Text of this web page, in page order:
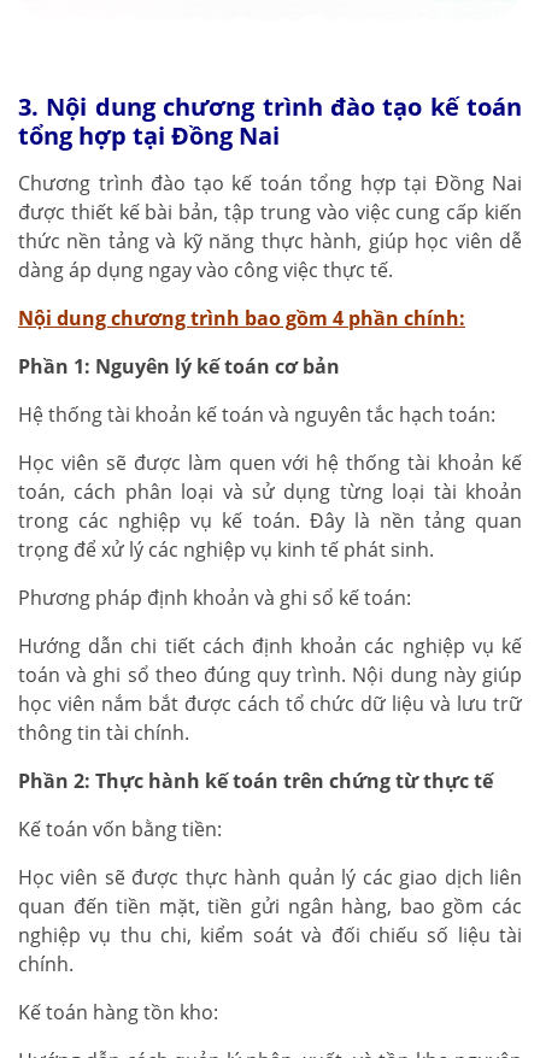
3. Nội dung chương trình đào tạo kế toán
tổng hợp tại Đồng Nai
Chương trình đào tạo kế toán tổng hợp tại Đồng Nai
được thiết kế bài bản, tập trung vào việc cung cấp kiến
thức nền tảng và kỹ năng thực hành, giúp học viên dễ
dàng áp dụng ngay vào công việc thực tế.
Nội dung chương trình bao gồm 4 phần chính:
Phần 1: Nguyên lý kế toán cơ bản
Hệ thống tài khoản kế toán và nguyên tắc hạch toán:
Học viên sẽ được làm quen với hệ thống tài khoản kế
toán, cách phân loại và sử dụng từng loại tài khoản
trong các nghiệp vụ kế toán. Đây là nền tảng quan
trọng để xử lý các nghiệp vụ kinh tế phát sinh.
Phương pháp định khoản và ghi sổ kế toán:
Hướng dẫn chi tiết cách định khoản các nghiệp vụ kế
toán và ghi sổ theo đúng quy trình. Nội dung này giúp
học viên nắm bắt được cách tổ chức dữ liệu và lưu trữ
thông tin tài chính.
Phần 2: Thực hành kế toán trên chứng từ thực tế
Kế toán vốn bằng tiền:
Học viên sẽ được thực hành quản lý các giao dịch liên
quan đến tiền mặt, tiền gửi ngân hàng, bao gồm các
nghiệp vụ thu chi, kiểm soát và đối chiếu số liệu tài
chính.
Kế toán hàng tồn kho: